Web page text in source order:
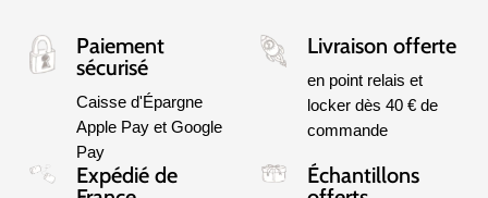
Paiement
sécurisé
Caisse d'Épargne
Apple Pay et Google
Pay
Livraison offerte
en point relais et
locker dès 40 € de
commande
Expédié de
Échantillons